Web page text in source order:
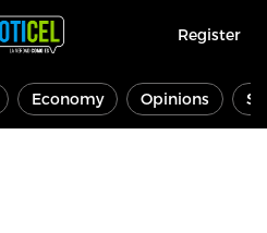
Register
Economy Opinions